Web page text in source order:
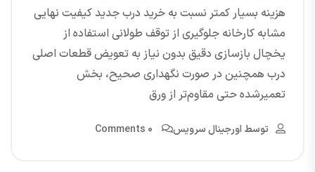
هزینه بسیار کمتر نسبت به خرید درب جدید کیفیت نهایی
مشابه کارخانه جلوگیری از توقف طولانی استفاده از
یخچال بازسازی دقیق بدون نیاز به تعویض قطعات اصلی
درب همچنین در صورت نگهداری صحیح، بخش
تعمیرشده حتی مقاوم‌تر از ورق
توسط اورجینال سرویس 0 Comments